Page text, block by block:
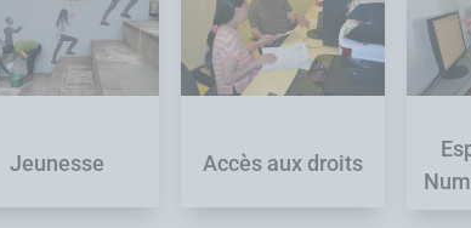
Jeunesse Accès aux droits